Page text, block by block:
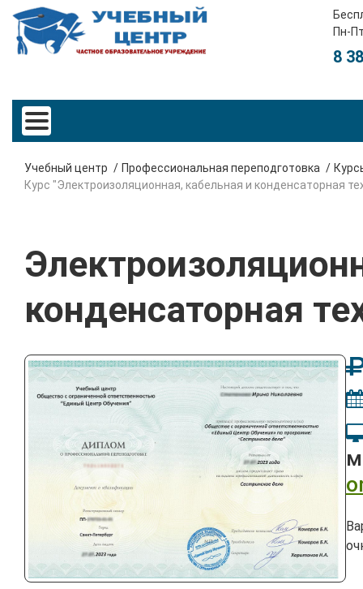
Пн-
8
Учебный центр Профессиональная переподготовка
Курс "Электроизоляционная, кабельная и конденсаторная
конденсаторная